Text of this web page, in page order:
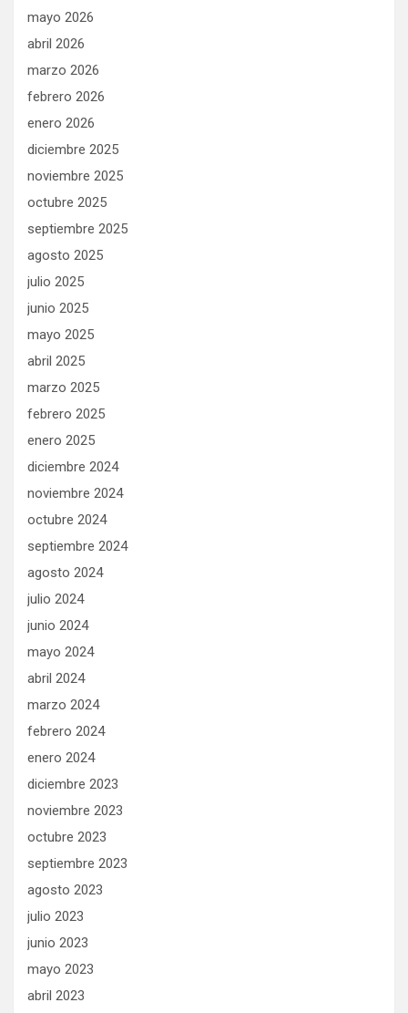
mayo 2026
abril 2026
marzo 2026
febrero 2026
enero 2026
diciembre 2025
noviembre 2025
octubre 2025
septiembre 2025
agosto 2025
julio 2025
junio 2025
mayo 2025
abril 2025
marzo 2025
febrero 2025
enero 2025
diciembre 2024
noviembre 2024
octubre 2024
septiembre 2024
agosto 2024
julio 2024
junio 2024
mayo 2024
abril 2024
marzo 2024
febrero 2024
enero 2024
diciembre 2023
noviembre 2023
octubre 2023
septiembre 2023
agosto 2023
julio 2023
junio 2023
mayo 2023
abril 2023